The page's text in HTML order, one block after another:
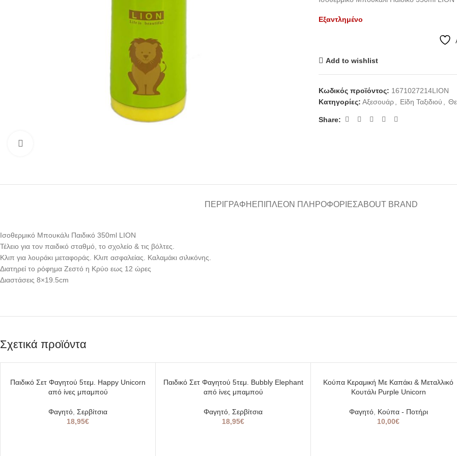
Εξαντλημένο
Add to wishlist
Κωδικός προϊόντος: 1671027214LION
Κατηγορίες: Αξεσουάρ Είδη Ταξιδιού
Share:
ΠΕΡΙΓΡΑΦΉ ΕΠΙΠΛΈΟΝ ΠΛΗΡΟΦΟΡΊΕΣABOUT BRAND
Ισοθερμικό Μπουκάλι Παιδικό 350ml LION
Τέλειο για τον παιδικό σταθμό, το σχολείο & τις βόλτες.
Κλιπ για λουράκι μεταφοράς. Κλιπ ασφαλείας. Καλαμάκι σιλικόνης.
Διατηρεί το ρόφημα Ζεστό η Κρύο εως 12 ώρες
Διαστάσεις 8×19.5cm
Σχετικά προϊόντα
SOLD
Παιδικό Σετ Φαγητού 5τεμ. Happy Unicorn
από ίνες μπαμπού
Φαγητό Σερβίτσια
18,95€
SOLD
Παιδικό Σετ Φαγητού 5τεμ. Bubbly Elephant
από ίνες μπαμπού
Φαγητό Σερβίτσια
18,95€
SOLD
Κούπα Κεραμική Με Καπάκι & Μεταλλικό
Κουτάλι Purple Unicorn
Φαγητό, Κούπα - Ποτήρι
10,00€